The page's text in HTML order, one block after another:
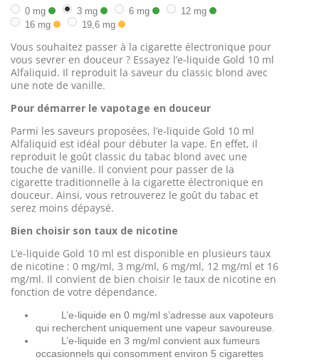
0 mg 3 mg 6 mg
12 mg
16 mg
19,6 mg
Vous souhaitez passer à la cigarette électronique pour
vous sevrer en douceur ? Essayez l’e-liquide Gold 10 ml
Alfaliquid. Il reproduit la saveur du classic blond avec
une note de vanille.
Pour démarrer le vapotage en douceur
Parmi les saveurs proposées, l’e-liquide Gold 10 ml
Alfaliquid est idéal pour débuter la vape. En effet, il
reproduit le goût classic du tabac blond avec une
touche de vanille. Il convient pour passer de la
cigarette traditionnelle à la cigarette électronique en
douceur. Ainsi, vous retrouverez le goût du tabac et
serez moins dépaysé.
Bien choisir son taux de nicotine
L’e-liquide Gold 10 ml est disponible en plusieurs taux
de nicotine : 0 mg/ml, 3 mg/ml, 6 mg/ml, 12 mg/ml et 16
mg/ml. Il convient de bien choisir le taux de nicotine en
fonction de votre dépendance.
L’e-liquide en 0 mg/ml s’adresse aux vapoteurs
qui recherchent uniquement une vapeur savoureuse.
L’e-liquide en 3 mg/ml convient aux fumeurs
occasionnels qui consomment environ 5 cigarettes